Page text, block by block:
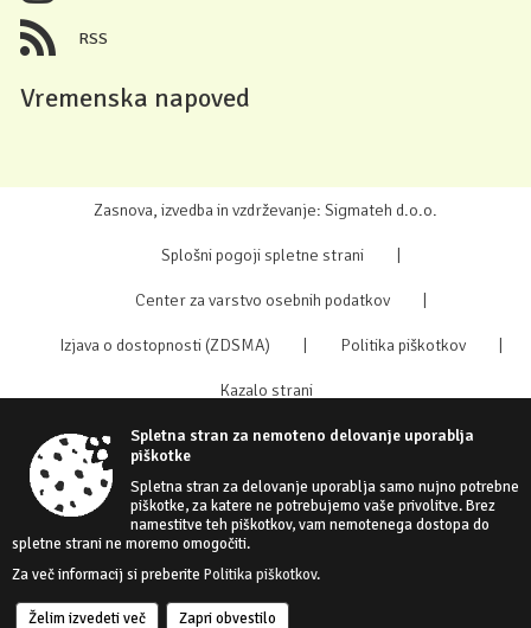
RSS
Vremenska napoved
Zasnova, izvedba in vzdrževanje: Sigmateh d.o.o.
Splošni pogoji spletne strani |
Center za varstvo osebnih podatkov |
Izjava o dostopnosti (ZDSMA) | Politika piškotkov |
Kazalo strani
Spletna stran za nemoteno delovanje uporablja
piškotke
Spletna stran za delovanje uporablja samo nujno potrebne
piškotke, za katere ne potrebujemo vaše privolitve. Brez
namestitve teh piškotkov, vam nemotenega dostopa do
spletne strani ne moremo omogočiti.
Za več informacij si preberite Politika piškotkov.
Želim izvedeti več Zapri obvestilo